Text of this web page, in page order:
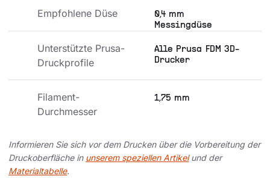
Empfohlene Düse
0,4 mm
Messingdüse
Unterstützte Prusa-
Druckprofile
Alle Prusa FDM 3D-
Drucker
Filament-
Durchmesser
1,75 mm
Informieren Sie sich vor dem Drucken über die Vorbereitung der
Druckoberfläche in unserem speziellen Artikelund der
Materialtabelle.